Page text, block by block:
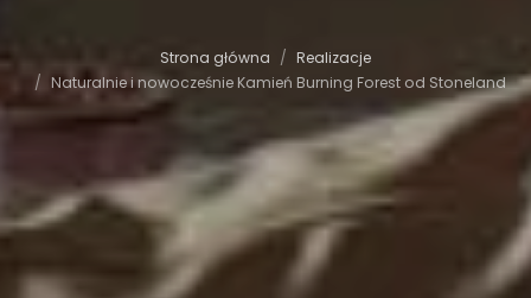
Strona główna
Realizacje
Naturalnie i nowocześnie Kamień Burning Forest od Stoneland